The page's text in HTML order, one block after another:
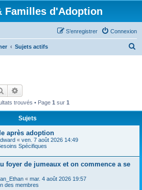
Familles d'Adoption
Connexion
S’enregistrer
Sujets actifs
r
Rechercher
trouvés • Page 1 sur 1
Sujets
après adoption
« ven. 7 août 2026 14:49
Spécifiques
foyer de jumeaux et on commence a se
« mar. 4 août 2026 19:57
des membres